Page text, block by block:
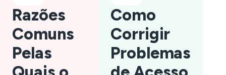
Razões
Comuns
Pelas
Como
Corrigir
Problemas